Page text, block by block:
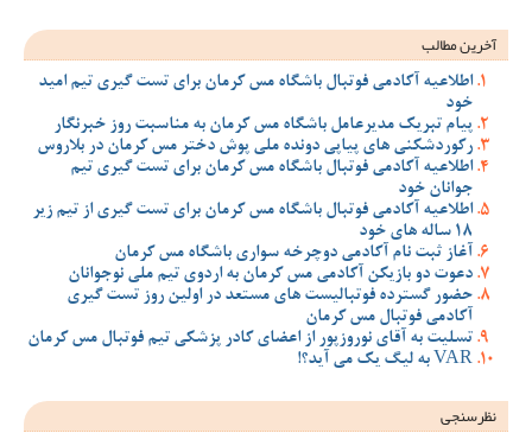
آخرین مطالب
اطلاعیه آکادمی فوتبال باشگاه مس کرمان برای تست گیری تیم امید
خود
پیام تبریک مدیرعامل باشگاه مس کرمان به مناسبت روز خبرنگار
رکوردشکنی های پیاپی دونده ملی پوش دختر مس کرمان در بلاروس
اطلاعیه آکادمی فوتبال باشگاه مس کرمان برای تست گیری تیم
جوانان خود
اطلاعیه آکادمی فوتبال باشگاه مس کرمان برای تست گیری از تیم زیر
18 ساله های خود
آغاز ثبت نام آکادمی دوچرخه سواری باشگاه مس کرمان
دعوت دو بازیکن آکادمی مس کرمان به اردوی تیم ملی نوجوانان
حضور گسترده فوتبالیست های مستعد در اولین روز تست گیری
آکادمی فوتبال مس کرمان
تسلیت به آقای نوروزپور از اعضای کادر پزشکی تیم فوتبال مس کرمان
VAR به لیگ یک می آید؟!
نظرسنجی